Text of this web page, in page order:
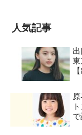
人気記事